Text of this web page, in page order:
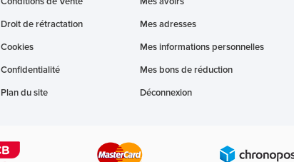
Droit de rétractation
Cookies
Confidentialité
Plan du site
Mes adresses
Mes informations personnelles
Mes bons de réduction
Déconnexion